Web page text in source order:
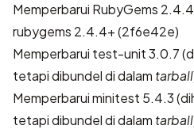
Memperbarui RubyGems
rubygems 2.4.4+ (2f6e42e)
Memperbarui test-unit 3.0.7
tetapi dibundel di dalam tarball
Memperbarui minitest 5.4.3
tetapi dibundel di dalam tarball